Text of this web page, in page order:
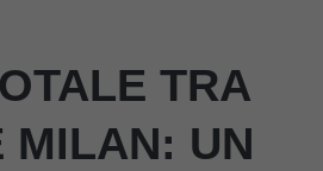
TRA
MILAN: UN